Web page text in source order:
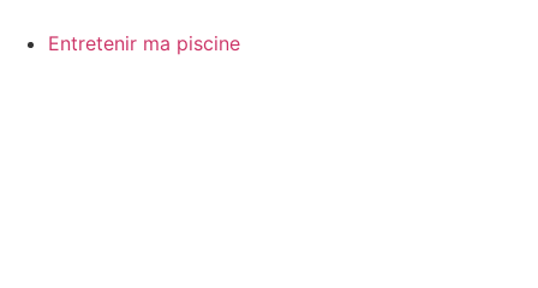
Entretenir ma piscine